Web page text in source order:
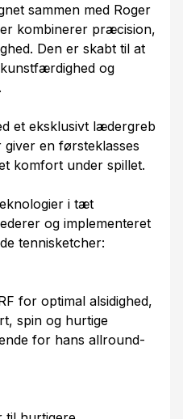
sammen med Roger
kombinerer præcision,
Den er skabt til at
og
et eksklusivt lædergreb
giver en førsteklasses
komfort under spillet.
i tæt
og implementeret
tennisketcher:
for optimal alsidighed,
spin og hurtige
for hans allround-